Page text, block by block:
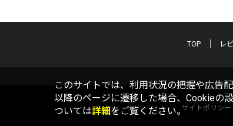
TOP レ
サイトポリシー
このサイトでは、利用状況の把握や広告
以降のページに遷移した場合、Cookieの
ついては詳細をご覧ください。